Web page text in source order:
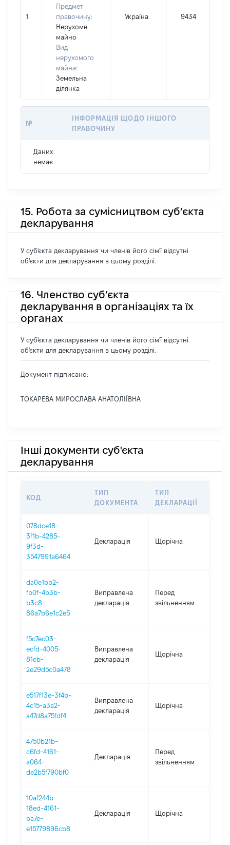
1
Предмет
правочину:
Нерухоме
майно
Вид
нерухомого
майна:
Земельна
ділянка
Україна 9434
№
ІНФОРМАЦІЯ ЩОДО ІНШОГО
ПРАВОЧИНУ
Даних
немає
15. Робота за сумісництвом суб’єкта
декларування
У суб'єкта декларування чи членів його сім'ї відсутні
об'єкти для декларування в цьому розділі.
16. Членство суб’єкта
декларування в організаціях та їх
органах
У суб'єкта декларування чи членів його сім'ї відсутні
об'єкти для декларування в цьому розділі.
Документ підписано:
ТОКАРЕВА МИРОСЛАВА АНАТОЛІЇВНА
Інші документи суб'єкта
декларування
КОД
ТИП
ДОКУМЕНТА
ТИП
ДЕКЛАРАЦІЇ
078dce18-
3f1b-4285-
9f3d-
3547991a6464
Декларація Щорічна
da0e1bb2-
fb0f-4b3b-
b3c8-
86a7b6e1c2e5
Виправлена
декларація
Перед
звільненням
f5c7ec03-
ecfd-4005-
81eb-
2e29d5c0a478
Виправлена
декларація
Щорічна
e517f13e-3f4b-
4c15-a3a2-
a47d8a75fdf4
Виправлена
декларація
Щорічна
4750b21b-
c6fd-4161-
a064-
de2b5f790bf0
Декларація
Перед
звільненням
10af244b-
18ed-4161-
ba7e-
e15779896cb8
Декларація Щорічна